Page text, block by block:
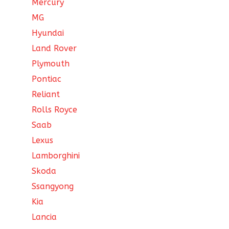
Mercury
MG
Hyundai
Land Rover
Plymouth
Pontiac
Reliant
Rolls Royce
Saab
Lexus
Lamborghini
Skoda
Ssangyong
Kia
Lancia